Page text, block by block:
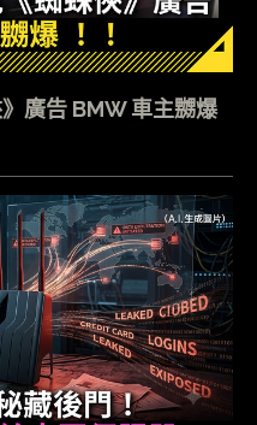
廣告 BMW 車主嬲爆